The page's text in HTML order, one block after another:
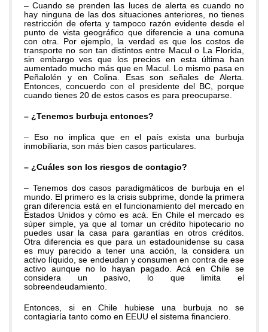
– Cuando se prenden las luces de alerta es cuando no
hay ninguna de las dos situaciones anteriores, no tienes
restricción de oferta y tampoco razón evidente desde el
punto de vista geográfico que diferencie a una comuna
con otra. Por ejemplo, la verdad es que los costos de
transporte no son tan distintos entre Macul o La Florida,
sin embargo ves que los precios en esta última han
aumentado mucho más que en Macul. Lo mismo pasa en
Peñalolén y en Colina. Esas son señales de Alerta.
Entonces, concuerdo con el presidente del BC, porque
cuando tienes 20 de estos casos es para preocuparse.
– ¿Tenemos burbuja entonces?
– Eso no implica que en el país exista una burbuja
inmobiliaria, son más bien casos particulares.
– ¿Cuáles son los riesgos de contagio?
– Tenemos dos casos paradigmáticos de burbuja en el
mundo. El primero es la crisis subprime, donde la primera
gran diferencia está en el funcionamiento del mercado en
Estados Unidos y cómo es acá. En Chile el mercado es
súper simple, ya que al tomar un crédito hipotecario no
puedes usar la casa para garantías en otros créditos.
Otra diferencia es que para un estadounidense su casa
es muy parecido a tener una acción, la considera un
activo líquido, se endeudan y consumen en contra de ese
activo aunque no lo hayan pagado. Acá en Chile se
considera un pasivo, lo que limita el
sobreendeudamiento.
Entonces, si en Chile hubiese una burbuja no se
contagiaría tanto como en EEUU el sistema financiero.